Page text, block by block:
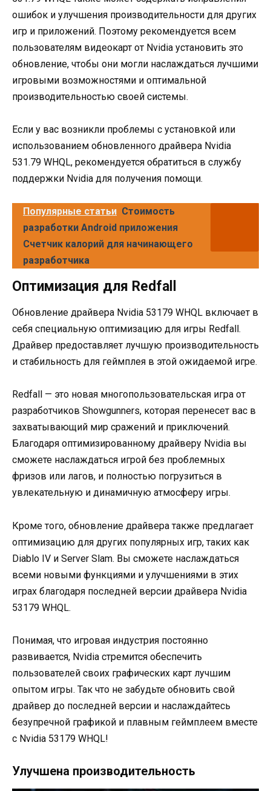
ошибок и улучшения производительности для других
игр и приложений. Поэтому рекомендуется всем
пользователям видеокарт от Nvidia установить это
обновление, чтобы они могли наслаждаться лучшими
игровыми возможностями и оптимальной
производительностью своей системы.
Если у вас возникли проблемы с установкой или
использованием обновленного драйвера Nvidia
531.79 WHQL, рекомендуется обратиться в службу
поддержки Nvidia для получения помощи.
Популярные статьи Стоимость
разработки Android приложения
Счетчик калорий для начинающего
разработчика
Оптимизация для Redfall
Обновление драйвера Nvidia 53179 WHQL включает в
себя специальную оптимизацию для игры Redfall.
Драйвер предоставляет лучшую производительность
и стабильность для геймплея в этой ожидаемой игре.
Redfall — это новая многопользовательская игра от
разработчиков Showgunners, которая перенесет вас в
захватывающий мир сражений и приключений.
Благодаря оптимизированному драйверу Nvidia вы
сможете наслаждаться игрой без проблемных
фризов или лагов, и полностью погрузиться в
увлекательную и динамичную атмосферу игры.
Кроме того, обновление драйвера также предлагает
оптимизацию для других популярных игр, таких как
Diablo IV и Server Slam. Вы сможете наслаждаться
всеми новыми функциями и улучшениями в этих
играх благодаря последней версии драйвера Nvidia
53179 WHQL.
Понимая, что игровая индустрия постоянно
развивается, Nvidia стремится обеспечить
пользователей своих графических карт лучшим
опытом игры. Так что не забудьте обновить свой
драйвер до последней версии и наслаждайтесь
безупречной графикой и плавным геймплеем вместе
с Nvidia 53179 WHQL!
Улучшена производительность